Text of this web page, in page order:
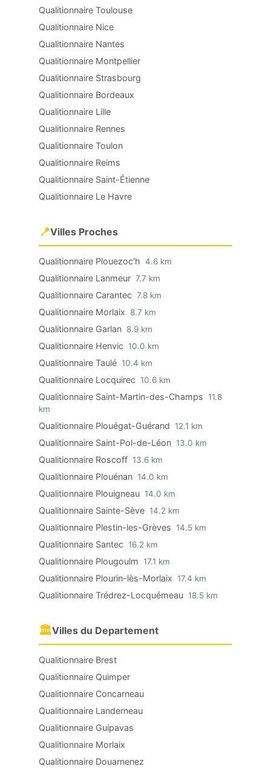
Qualitionnaire Toulouse
Qualitionnaire Nice
Qualitionnaire Nantes
Qualitionnaire Montpellier
Qualitionnaire Strasbourg
Qualitionnaire Bordeaux
Qualitionnaire Lille
Qualitionnaire Rennes
Qualitionnaire Toulon
Qualitionnaire Reims
Qualitionnaire Saint-Étienne
Qualitionnaire Le Havre
📍Villes Proches
Qualitionnaire Plouezoc'h 4.6 km
Qualitionnaire Lanmeur 7.7 km
Qualitionnaire Carantec 7.8 km
Qualitionnaire Morlaix 8.7 km
Qualitionnaire Garlan 8.9 km
Qualitionnaire Henvic 10.0 km
Qualitionnaire Taulé 10.4 km
Qualitionnaire Locquirec 10.6 km
Qualitionnaire Saint-Martin-des-Champs
11.8
km
Qualitionnaire Plouégat-Guérand 12.1 km
Qualitionnaire Saint-Pol-de-Léon 13.0 km
Qualitionnaire Roscoff 13.6 km
Qualitionnaire Plouénan 14.0 km
Qualitionnaire Plouigneau 14.0 km
Qualitionnaire Sainte-Sève 14.2 km
Qualitionnaire Plestin-les-Grèves 14.5 km
Qualitionnaire Santec 16.2 km
Qualitionnaire Plougoulm 17.1 km
Qualitionnaire Plourin-lès-Morlaix 17.4 km
Qualitionnaire Trédrez-Locquémeau 18.5 km
🏛Villes du Departement
Qualitionnaire Brest
Qualitionnaire Quimper
Qualitionnaire Concarneau
Qualitionnaire Landerneau
Qualitionnaire Guipavas
Qualitionnaire Morlaix
Qualitionnaire Douarnenez